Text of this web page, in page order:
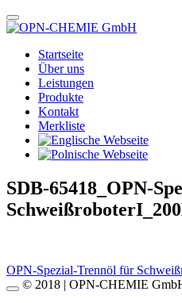
Startseite
Über uns
Leistungen
Produkte
Kontakt
Merkliste
SDB-65418_OPN-
Beitragsnavigation
OPN-Spezial-Trennöl für
© 2018 | OPN-CHEMIE